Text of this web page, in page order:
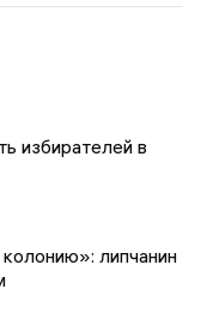
избирателей в
липчанин